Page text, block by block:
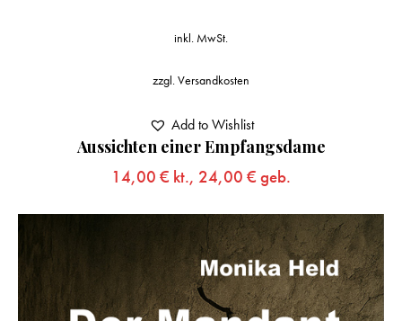
Aussichten einer Empfangsdame
14,00 € kt., 24,00 € geb.
inkl. MwSt.
zzgl.Versandkosten
Add to Wishlist